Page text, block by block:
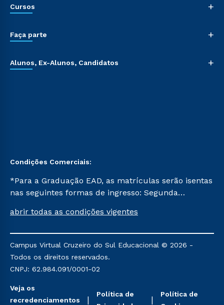
Cursos +
Faça parte +
Alunos, Ex-Alunos, Candidatos +
Condições Comerciais:
*Para a Graduação EAD, as matrículas serão isentas
nas seguintes formas de ingresso: Segunda
Já para as demais, a taxa de matrícula será de R$
mencionadas são referentes aos cursos: Ensino
Religioso, Geografia para a Docência e Metodologia
do Ensino de História: Questões Atuais.
abrir todas as condições vigentes
Campus Virtual Cruzeiro do Sul Educacional © 2026 -
Todos os direitos reservados.
CNPJ: 62.984.091/0001-02
Veja os
recredenciamentos
Política de
Política de